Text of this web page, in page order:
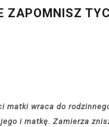
ZAPOMNISZ
matki wraca do
jego i matkę. Zamierza